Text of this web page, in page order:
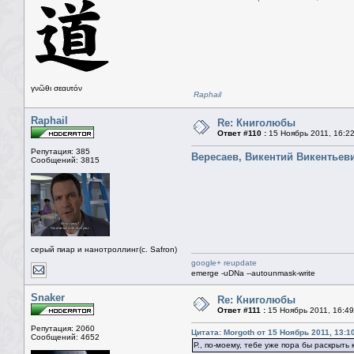
γνῶθι σεαυτόν
Raphail
Raphail
Репутация: 385
Сообщений: 3815
серый пиар и нанотроллинг(с. Safron)
Re: Книголюбы
Ответ #110 : 15 Ноябрь 2011, 16:22
Вересаев, Викентий
google+ reupdate
emerge -uDNa --autounmask-write
Snaker
Репутация: 2060
Сообщений: 4652
Re: Книголюбы
Ответ #111 : 15 Ноябрь 2011, 16:49
Цитата: Morgoth от 15 Ноябрь 2011, 13:10
Р., по-моему, тебе уже пора бы раскрыть